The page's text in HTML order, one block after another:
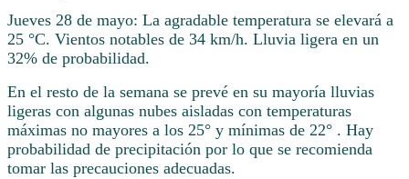
Jueves 28 de mayo: La agradable temperatura se elevará a
25 °C. Vientos notables de 34 km/h. Lluvia ligera en un
32% de probabilidad.
En el resto de la semana se prevé en su mayoría lluvias
ligeras con algunas nubes aisladas con temperaturas
máximas no mayores a los 25° y mínimas de 22° . Hay
probabilidad de precipitación por lo que se recomienda
tomar las precauciones adecuadas.